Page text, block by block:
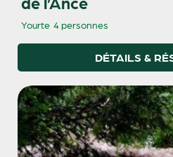
Yourte 4 personnes
DÉTAILS &